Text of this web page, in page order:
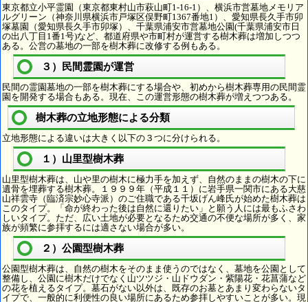
東京都立小平霊園（東京都東村山市萩山町1-16-1）、横浜市営墓地メモリア
ルグリーン（神奈川県横浜市戸塚区俣野町1367番地1）、愛知県長久手市卯
塚墓園（愛知県長久手市卯塚）、千葉県浦安市営墓地公園(千葉県浦安市日
の出八丁目1番1号)など、都道府県や市町村が運営する樹木葬は増加しつつ
ある。公営の墓地の一部を樹木葬に改修する例もある。
３）民間霊園が運営
民間の霊園墓地の一部を樹木葬にする場合や、初めから樹木葬専用の民間霊
園を開発する場合もある。現在、この運営形態の樹木葬が増えつつある。
樹木葬の立地形態による分類
立地形態による違いは大きく以下の３つに分けられる。
１）山里型樹木葬
山里型樹木葬は、山や里の樹木に極力手を加えず、自然のままの樹木の下に
遺骨を埋葬する樹木葬。１９９９年（平成１１）に岩手県一関市にある大慈
山祥雲寺（臨済宗妙心寺派）のご住職である千坂げん峰氏が始めた樹木葬は
このタイプ。「命が終わった後は自然に還りたい」と願う人には最もふさわ
しいタイプ。ただ、広い土地が必要となるため交通の不便な場所が多く、家
族が頻繁に参拝するには適さない場合が多い。
２）公園型樹木葬
公園型樹木葬は、自然の樹木をそのまま使うのではなく、墓地を公園として
整備し、公園に樹木だけでなく山ツツジ・山ドウダン・紫陽花・花菖蒲など
の花を植えるタイプ。墓石がない以外は、既存のお墓とあまり変わらないタ
イプで、一般的に利便性の良い場所にあるため参拝しやすいことが多い。現